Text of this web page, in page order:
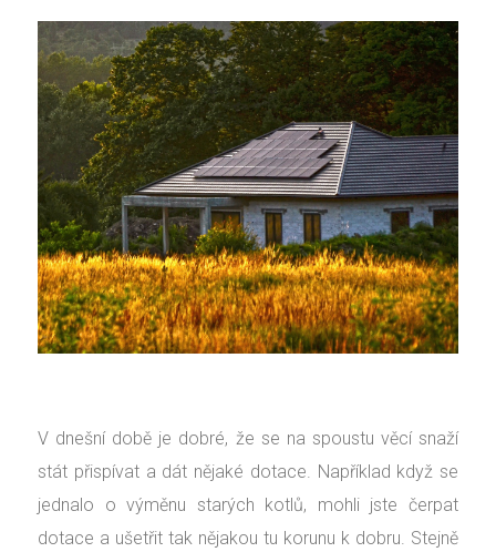
V dnešní době je dobré, že se na spoustu věcí snaží
stát přispívat a dát nějaké dotace. Například když se
jednalo o výměnu starých kotlů, mohli jste čerpat
dotace a ušetřit tak nějakou tu korunu k dobru. Stejně